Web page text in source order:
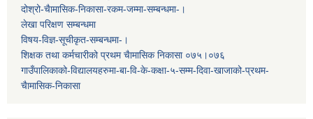
दोश्रो-चैामासिक-निकासा-रकम-जम्मा-सम्बन्धमा-।
लेखा परिक्षण सम्बन्धमा
विषय-विज्ञ-सूचीकृत-सम्बन्धमा-।
शिक्षक तथा कर्मचारीको प्रथम च‌ैामासिक निकासा ०७५।०७६
गाउँपालिकाको-विद्यालयहरुमा-बा-वि-के-कक्षा-५-सम्म-दिवा-खाजाको-प्रथम-
चैामासिक-निकासा